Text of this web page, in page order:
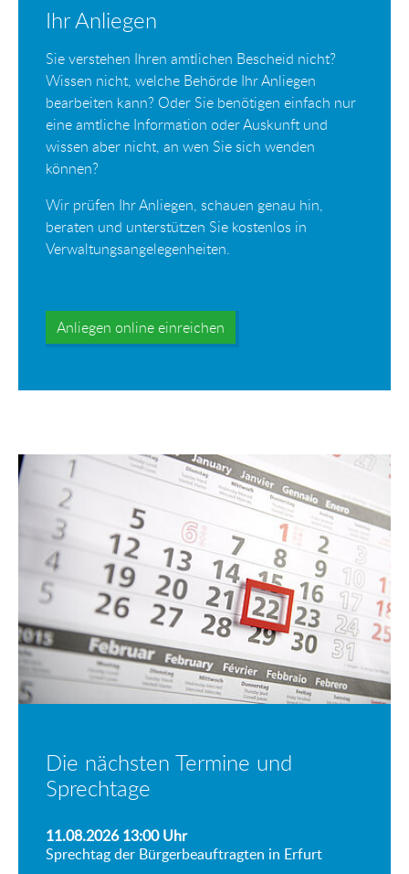
Ihr Anliegen
Sie verstehen Ihren amtlichen Bescheid nicht?
Wissen nicht, welche Behörde Ihr Anliegen
bearbeiten kann? Oder Sie benötigen einfach nur
eine amtliche Information oder Auskunft und
wissen aber nicht, an wen Sie sich wenden
können?
Wir prüfen Ihr Anliegen, schauen genau hin,
beraten und unterstützen Sie kostenlos in
Verwaltungsangelegenheiten.
Anliegen online einreichen
Die nächsten Termine und
Sprechtage
11.08.2026 13:00Uhr
Sprechtag der Bürgerbeauftragten in Erfurt